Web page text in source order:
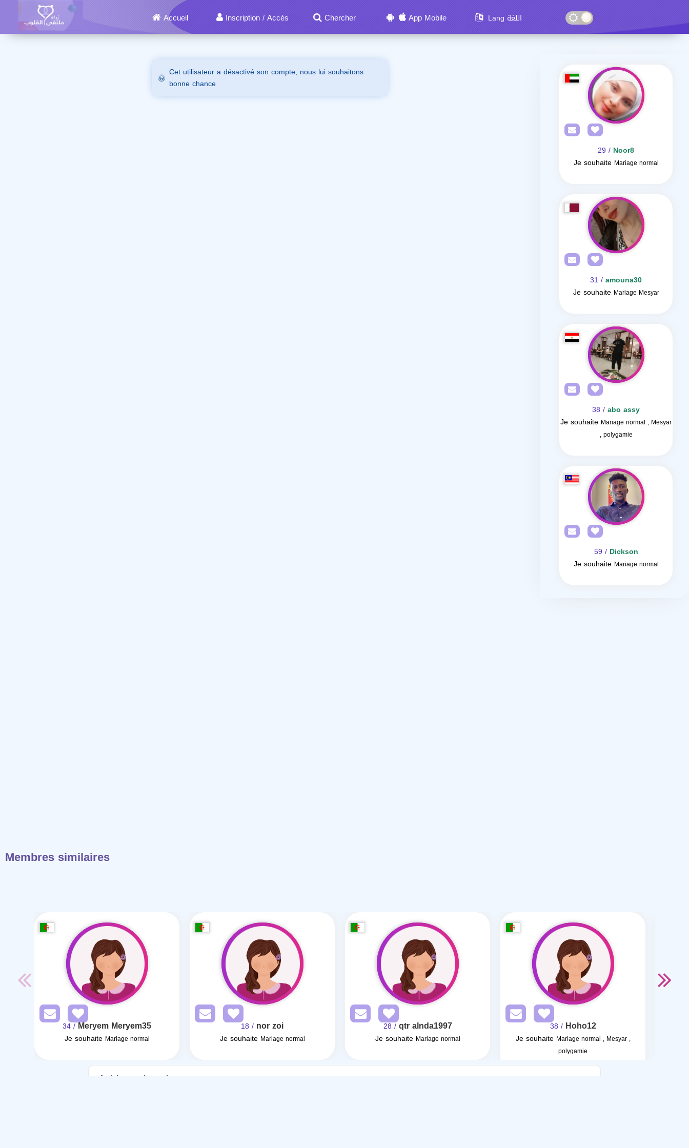
Accueil Inscription / Accès Chercher App Mobile Lang اللغة
Cet utilisateur a désactivé son compte, nous lui souhaitons
bonne chance
Noor8
/ 29
Je souhaite Mariage normal
amouna30
/ 31
Je souhaite Mariage Mesyar
abo assy
/ 38
Je souhaite Mariage normal , Mesyar
, polygamie
Dickson
/ 59
Je souhaite Mariage normal
Membres similaires
Meryem Meryem35
/ 34
Je souhaite Mariage normal
nor zoi
/ 18
Je souhaite Mariage normal
qtr alnda1997
/ 28
Je souhaite Mariage normal
Hoho12
/ 38
Je souhaite Mariage normal , Mesyar ,
polygamie
Articles sur le mariage